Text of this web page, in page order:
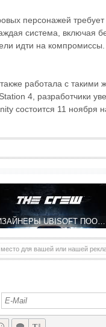
персонажей
система, включая
идти на
работала с
4, разработчики
состоится 11 ноября
ДИЗАЙНЕРЫ UBISOFT ПООБЕЩАЛИ РС ГЕЙМЕРАМ БОЛЕЕ ГЛАДКОЕ ИЗОБРАЖЕНИЕ
для вашей или нашей